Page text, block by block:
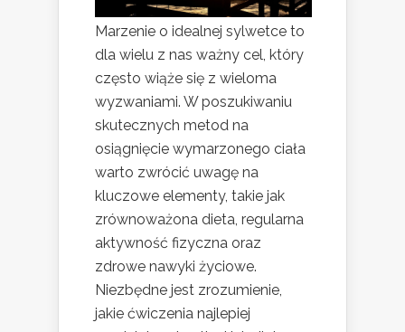
Marzenie o idealnej sylwetce to
dla wielu z nas ważny cel, który
często wiąże się z wieloma
wyzwaniami. W poszukiwaniu
skutecznych metod na
osiągnięcie wymarzonego ciała
warto zwrócić uwagę na
kluczowe elementy, takie jak
zrównoważona dieta, regularna
aktywność fizyczna oraz
zdrowe nawyki życiowe.
Niezbędne jest zrozumienie,
jakie ćwiczenia najlepiej